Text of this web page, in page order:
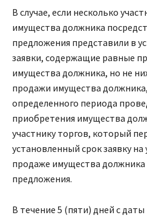
В случае, если несколько
имущества должника
предложения представили в
заявки, содержащие равные
имущества должника, но не
продажи имущества
определенного периода
приобретения имущества
участнику торгов, который
установленный срок заявку на
продаже имущества должника
предложения.
В течение 5 (пяти) дней с